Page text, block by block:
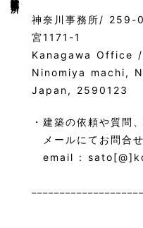
神奈川事務所/ 259-
宮1171-1
Kanagawa Office
Ninomiya machi,
Japan, 2590123
・建築の依頼や質問
メールにてお問合せ
email :